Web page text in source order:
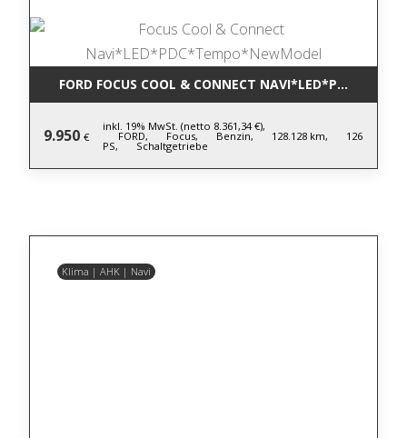
FORD FOCUS COOL & CONNECT
9.950 €
inkl. 19% MwSt. (netto 8.361,34 €),
FORD, Focus, Benzin, 128.128 km, 126
PS, Schaltgetriebe
Klima | AHK | Navi